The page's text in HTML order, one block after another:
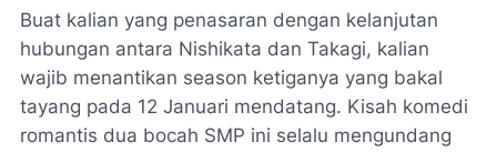
Buat kalian yang penasaran dengan kelanjutan
hubungan antara Nishikata dan Takagi, kalian
wajib menantikan season ketiganya yang bakal
tayang pada 12 Januari mendatang. Kisah komedi
romantis dua bocah SMP ini selalu mengundang